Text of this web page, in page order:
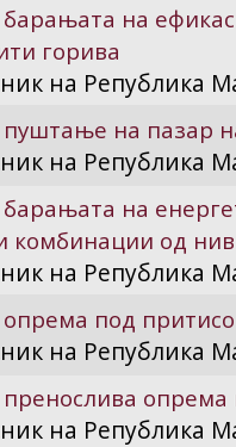
на
горива
на Република
на пазар
на Република
на
комбинации од нив
на Република
под
на Република
опрема
на Република